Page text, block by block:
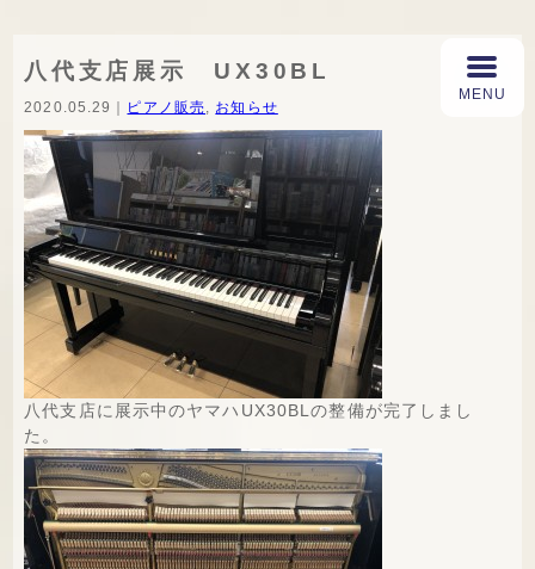
八代支店展示 UX30BL
2020.05.29｜ ピアノ販売 お知らせ
八代支店に展示中のヤマハUX30BLの整備が完了しまし
た。